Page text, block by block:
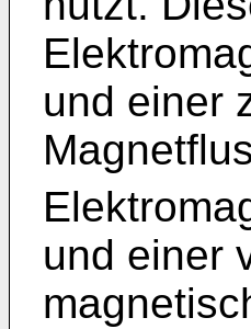
und einer
und einer